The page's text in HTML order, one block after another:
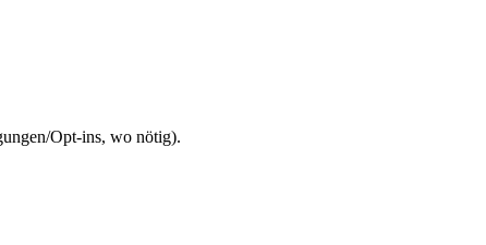
Opt-ins, wo nötig).